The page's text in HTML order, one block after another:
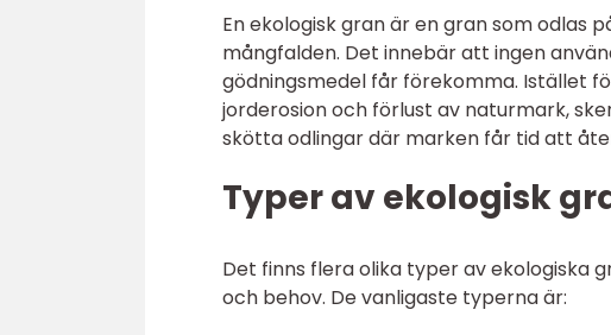
En ekologisk gran är en gran som odlas
mångfalden. Det innebär att ingen
gödningsmedel får förekomma. Istället
jorderosion och förlust av naturmark,
skötta odlingar där marken får tid att
Typer av ekologisk
Det finns flera olika typer av ekologiska
och behov. De vanligaste typerna är: